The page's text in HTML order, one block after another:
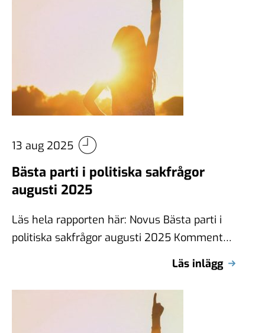
13 aug 2025
Bästa parti i politiska sakfrågor
augusti 2025
Läs hela rapporten här: Novus Bästa parti i
politiska sakfrågor augusti 2025 Kommentar
Läs inlägg